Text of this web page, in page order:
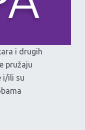
i drugih
pružaju
i/ili su